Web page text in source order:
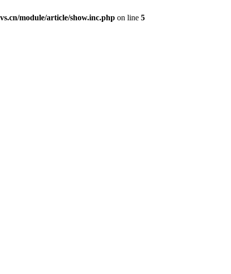
module/article/show.inc.php on line 5